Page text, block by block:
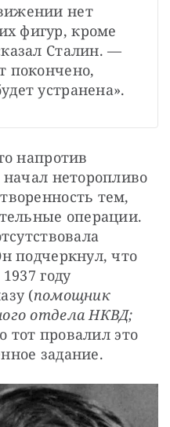
нет
фигур, кроме
Сталин. —
покончено,
устранена».
напротив
неторопливо
тем,
операции.
подчеркнул, что
году
(помощник
отдела НКВД;
тот провалил это
задание.